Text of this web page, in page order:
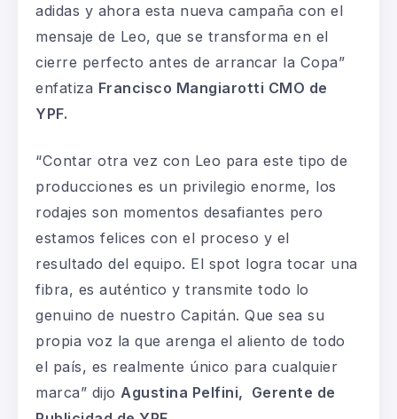
adidas y ahora esta nueva campaña con el
mensaje de Leo, que se transforma en el
cierre perfecto antes de arrancar la Copa”
enfatiza Francisco Mangiarotti CMO de
YPF.
“Contar otra vez con Leo para este tipo de
producciones es un privilegio enorme, los
rodajes son momentos desafiantes pero
estamos felices con el proceso y el
resultado del equipo. El spot logra tocar una
fibra, es auténtico y transmite todo lo
genuino de nuestro Capitán. Que sea su
propia voz la que arenga el aliento de todo
el país, es realmente único para cualquier
marca” dijo Agustina Pelfini, Gerente de